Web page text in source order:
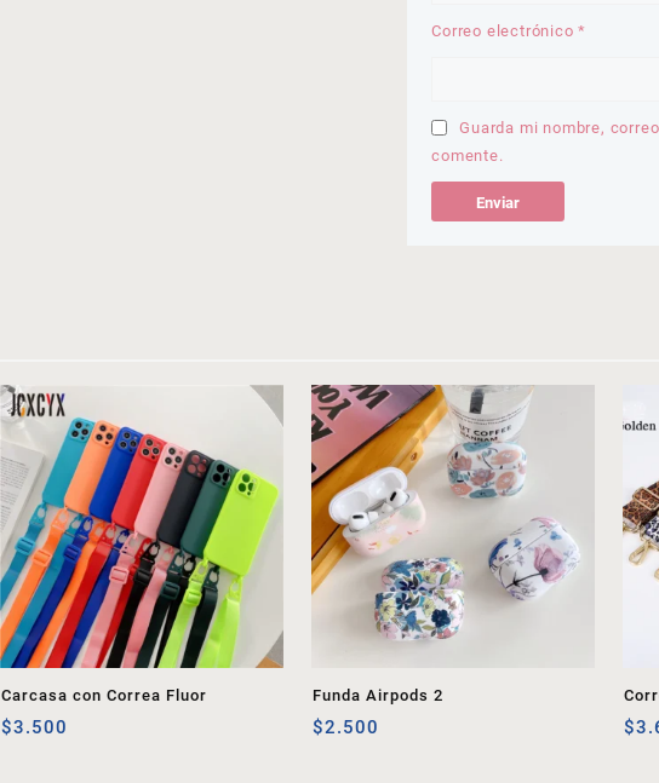
Correo electrónico*
Guarda mi nombre,
comente.
Carcasa con Correa Fluor
$3.500
Funda Airpods 2
$2.500 $